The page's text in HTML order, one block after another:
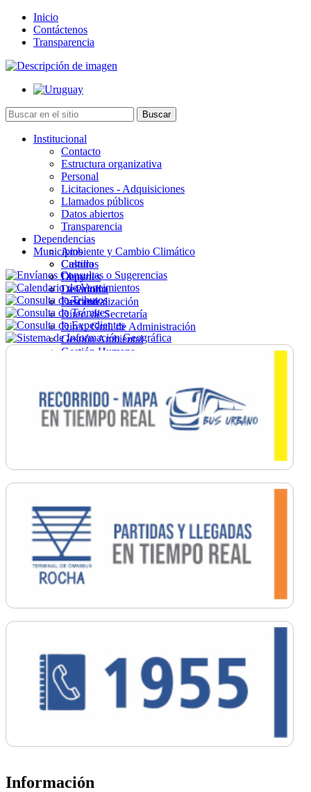
Inicio
Contáctenos
Transparencia
Institucional
Contacto
Estructura organizativa
Personal
Licitaciones - Adquisiciones
Llamados públicos
Datos abiertos
Transparencia
Dependencias
Ambiente y Cambio Climático
Cultura
Deportes
Desarrollo
Descentralización
Direc. de Secretaría
Direc. Gral. de Administración
Gestión Ambiental
Gestión Humana
Ordenamiento
Promoción Social
Salud
Secretaría General
Municipios
Castillos
Chuy
La Paloma
Lascano
Información